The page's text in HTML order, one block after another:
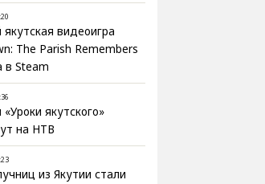
видеоигра
The Parish Remembers
в Steam
якутского»
на НТВ
из Якутии стали